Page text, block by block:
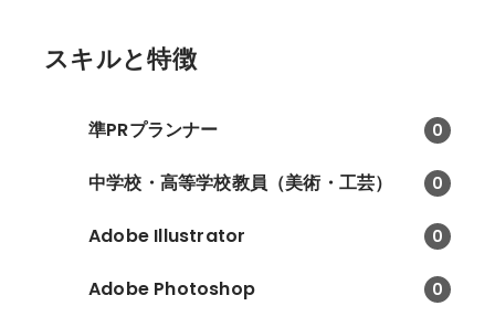
スキルと特徴
準PRプランナー 0
中学校・高等学校教員（美術・工芸） 0
Adobe Illustrator 0
Adobe Photoshop 0